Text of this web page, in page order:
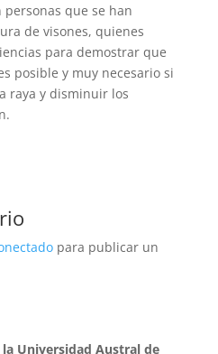
personas que se han
de visones, quienes
para demostrar que
posible y muy necesario si
raya y disminuir los
para publicar un
Universidad Austral de